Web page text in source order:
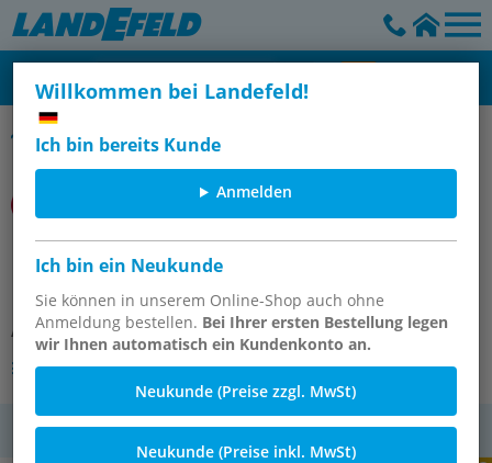
Willkommen bei Landefeld!
Ich bin bereits Kunde
Anmelden
Ich bin ein Neukunde
Sie können in unserem Online-Shop auch ohne
Anmeldung bestellen. Bei Ihrer ersten Bestellung legen
wir Ihnen automatisch ein Kundenkonto an.
Neukunde (Preise zzgl. MwSt)
Neukunde (Preise inkl. MwSt)
FRL Edelstahl
B38-241-B1MA F-Regler 5My 0,5-10
Npt1/4
Artikelnummer: OT-IMI112162
Andere Varianten des Artikels
MwSt.